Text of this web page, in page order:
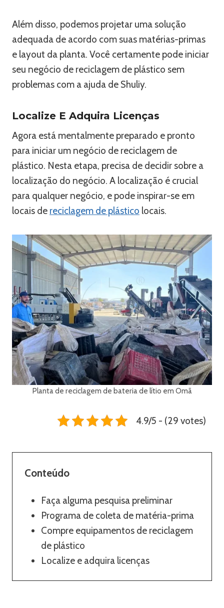
Além disso, podemos projetar uma solução
adequada de acordo com suas matérias-primas
e layout da planta. Você certamente pode iniciar
seu negócio de reciclagem de plástico sem
problemas com a ajuda de Shuliy.
Localize E Adquira Licenças
Agora está mentalmente preparado e pronto
para iniciar um negócio de reciclagem de
plástico. Nesta etapa, precisa de decidir sobre a
localização do negócio. A localização é crucial
para qualquer negócio, e pode inspirar-se em
locais de reciclagem de plástico locais.
Planta de reciclagem de bateria de lítio em Omã
4.9/5 - (29 votes)
Conteúdo
Faça alguma pesquisa preliminar
Programa de coleta de matéria-prima
Compre equipamentos de reciclagem
de plástico
Localize e adquira licenças